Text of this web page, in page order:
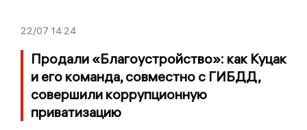
22/07 14:24
Продали «Благоустройство»: как Куцак
и его команда, совместно с ГИБДД,
совершили коррупционную
приватизацию